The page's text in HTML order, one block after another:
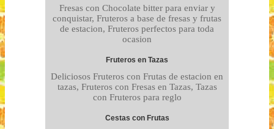
Fresas con Chocolate bitter para enviar y
conquistar, Fruteros a base de fresas y frutas
de estacion, Fruteros perfectos para toda
ocasion
Fruteros en Tazas
Deliciosos Fruteros con Frutas de estacion en
tazas, Fruteros con Fresas en Tazas, Tazas
con Fruteros para reglo
Cestas con Frutas